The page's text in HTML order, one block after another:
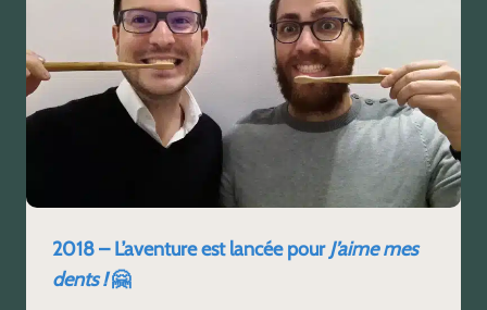
2018 – L’aventure est lancée pourJ’aime mes
dents !🤗